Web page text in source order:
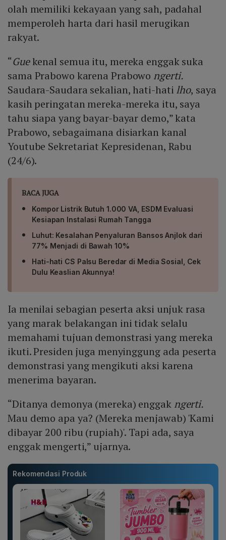
olah memiliki kekayaan yang sah, padahal
memperoleh harta dari hasil merugikan
rakyat.
“Guekenal semua itu, mereka enggak suka
sama Prabowo karena Prabowo ngerti.
Saudara-Saudara sekalian, hati-hati lho, saya
kasih peringatan mereka-mereka itu, saya
tahu siapa yang bayar-bayar demo,” kata
Prabowo, sebagaimana disiarkan kanal
Youtube Sekretariat Kepresidenan, Rabu
(24/6).
BACA JUGA
Kompor Listrik Butuh 1.000 VA, ESDM Evaluasi
Kesiapan Instalasi Rumah Tangga
Luhut: Kesalahan Penyaluran Bansos Anjlok dari
77% Menjadi di Bawah 10%
Hati-hati CS Palsu Beredar di Media Sosial, Cek
Dulu Keaslian Akunnya!
Ia menilai sebagian peserta aksi unjuk rasa
yang marak belakangan ini tidak selalu
memahami tujuan demonstrasi yang mereka
ikuti. Presiden juga menyinggung ada peserta
demonstrasi yang mengikuti aksi karena
menerima bayaran.
“Ditanya demonya (mereka) enggak ngerti.
Mau demo apa ya? (Mereka menjawab) 'Kami
dibayar 200 ribu (rupiah)'. Tapi ada, saya
enggak mengerti,” ujarnya.
Rekomendasi Produk